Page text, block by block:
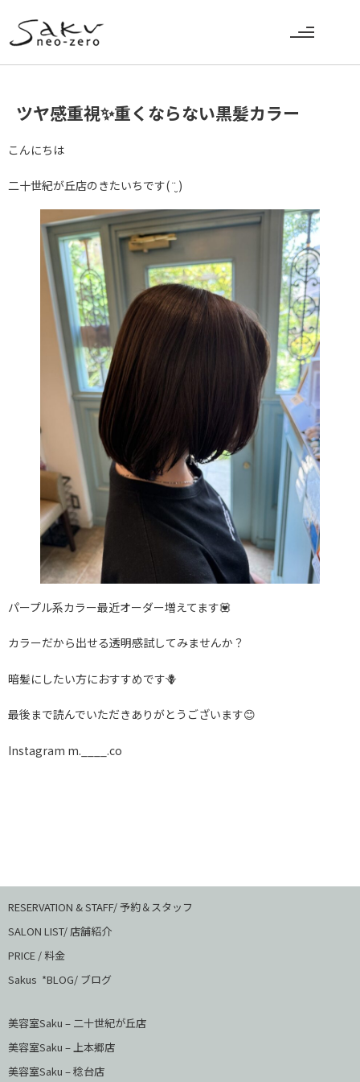
ツヤ感重視✨️重くならない黒髪カラー
こんにちは
二十世紀が丘店のきたいちです( ¨̮ )
パープル系カラー最近オーダー増えてます💟
カラーだから出せる透明感試してみませんか？
暗髪にしたい方におすすめです🪻
最後まで読んでいただきありがとうございます😊
Instagram m.____.co
RESERVATION & STAFF/ 予約＆スタッフ
SALON LIST/ 店舗紹介
PRICE / 料金
Sakus *BLOG/ ブログ
美容室Saku – 二十世紀が丘店
美容室Saku –上本郷店
美容室Saku –稔台店